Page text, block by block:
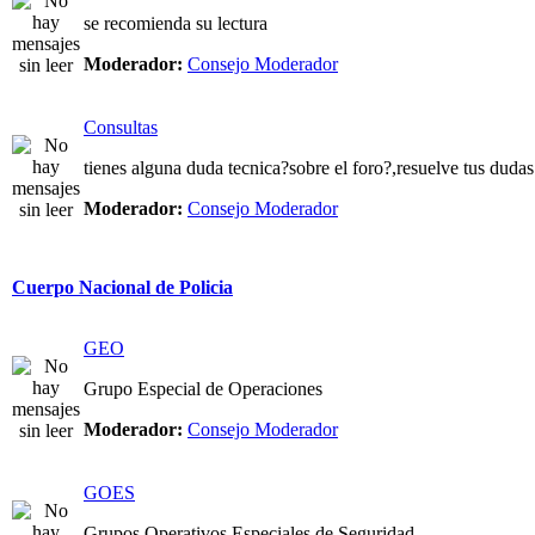
se recomienda su lectura
Moderador: Consejo Moderador
Consultas
tienes alguna duda tecnica?sobre el foro?,resuelve tus
Moderador: Consejo Moderador
Cuerpo Nacional de Policia
GEO
Grupo Especial de Operaciones
Moderador: Consejo Moderador
GOES